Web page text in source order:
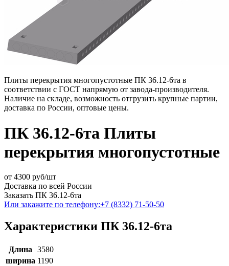
Плиты перекрытия многопустотные ПК 36.12-6та в
соответствии с ГОСТ напрямую от завода-производителя.
Наличие на складе, возможность отгрузить крупные партии,
доставка по России, оптовые цены.
ПК 36.12-6та Плиты
перекрытия многопустотные
от 4300 руб/шт
Доставка по всей России
Заказать ПК 36.12-6та
Или закажите по телефону:+7 (8332) 71-50-50
Характеристики ПК 36.12-6та
Длина
3580
ширина 1190